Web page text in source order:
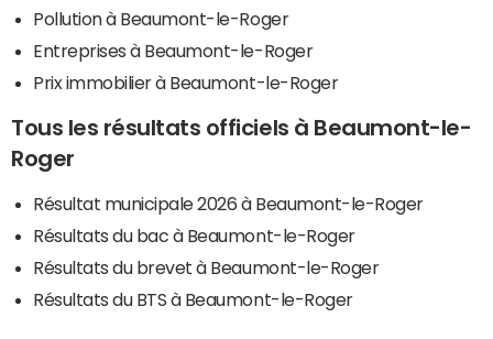
Pollution à Beaumont-le-Roger
Entreprises à Beaumont-le-Roger
Prix immobilier à Beaumont-le-Roger
Tous les résultats officiels à Beaumont-le-
Roger
Résultat municipale 2026 à Beaumont-le-Roger
Résultats du bac à Beaumont-le-Roger
Résultats du brevet à Beaumont-le-Roger
Résultats du BTS à Beaumont-le-Roger